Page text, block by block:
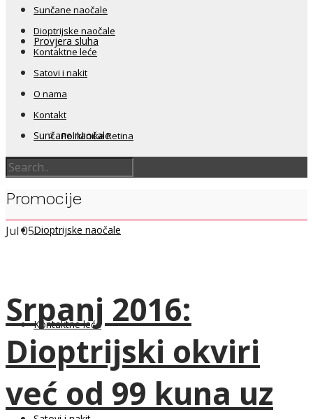
Provjera sluha
Sunčane naočale
Dioptrijske naočale
Kontaktne leće
Sunčane naočale
Dioptrijske naočale
Kontaktne leće
Satovi i nakit
O nama
Kontakt
Poliklinika Retina
Promocije
Jul 05
Srpanj 2016:
Dioptrijski okviri
već od 99 kuna uz